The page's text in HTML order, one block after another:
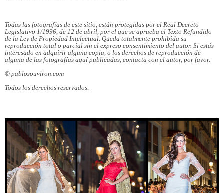
Todas las fotografías de este sitio, están protegidas por el Real Decreto
Legislativo 1/1996, de 12 de abril, por el que se aprueba el Texto Refundido
de la Ley de Propiedad Intelectual. Queda totalmente prohibida su
reproducción total o parcial sin el expreso consentimiento del autor. Si estás
interesado en adquirir alguna copia, o los derechos de reproducción de
alguna de las fotografías aquí publicadas, contacta con el autor, por favor.
© pablosouviron.com
Todos los derechos reservados.